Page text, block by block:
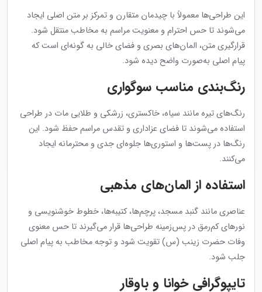
این طراحی‌ها معمولاً با چیدمان متقارن و تمرکز بر متن اصلی ایجاد
می‌شوند تا حس احترام و معنویت مراسم به مخاطب منتقل شود.
قرارگیری متن، المان‌های بصری و فضای خالی به گونه‌ای است که
پیام اصلی به‌صورت واضح دیده شود.
رنگ‌بندی مناسب سوگواری
رنگ‌های تیره مانند سیاه، خاکستری، زرشکی و طلایی مات در طراحی
استفاده می‌شوند تا فضای عزاداری و تقدس مراسم حفظ شود. این
رنگ‌ها در پست‌ها و استوری‌ها جلوه‌ای جدی و محترمانه ایجاد
می‌کنند.
استفاده از المان‌های مذهبی
عناصری مانند گنبد مسجد، پرچم‌ها، کتیبه‌ها، خطوط خوشنویسی و
نورهای کم‌رمق در پس‌زمینه طراحی‌ها قرار می‌گیرند تا حس معنوی
وفات حضرت زینب (س) تقویت شود و توجه مخاطب به پیام اصلی
جلب شود.
تایپوگرافی خوانا و باوقار